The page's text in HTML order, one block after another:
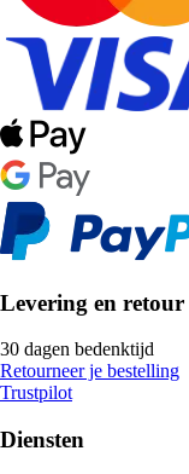
Levering en retour
30 dagen bedenktijd
Retourneer je bestelling
Trustpilot
Diensten